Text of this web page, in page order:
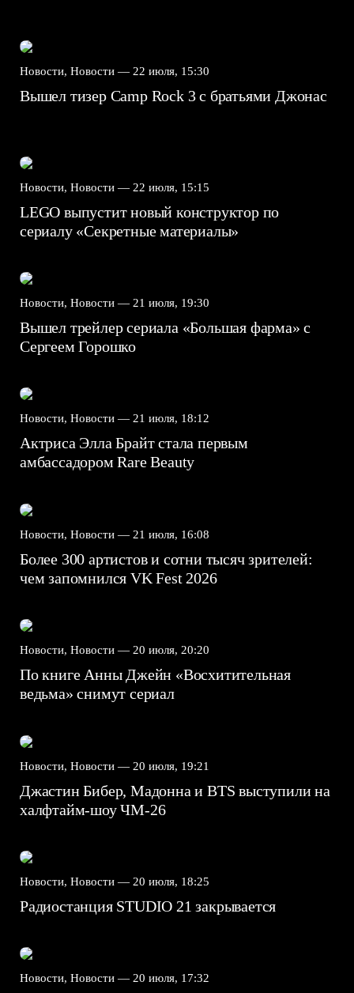
Новости, Новости — 22 июля, 15:30
Вышел тизер Camp Rock 3 с братьями Джонас
Новости, Новости — 22 июля, 15:15
LEGO выпустит новый конструктор по
сериалу «Секретные материалы»
Новости, Новости — 21 июля, 19:30
Вышел трейлер сериала «Большая фарма» с
Сергеем Горошко
Новости, Новости — 21 июля, 18:12
Актриса Элла Брайт стала первым
амбассадором Rare Beauty
Новости, Новости — 21 июля, 16:08
Более 300 артистов и сотни тысяч зрителей:
чем запомнился VK Fest 2026
Новости, Новости — 20 июля, 20:20
По книге Анны Джейн «Восхитительная
ведьма» снимут сериал
Новости, Новости — 20 июля, 19:21
Джастин Бибер, Мадонна и BTS выступили на
халфтайм-шоу ЧМ-26
Новости, Новости — 20 июля, 18:25
Радиостанция STUDIO 21 закрывается
Новости, Новости — 20 июля, 17:32